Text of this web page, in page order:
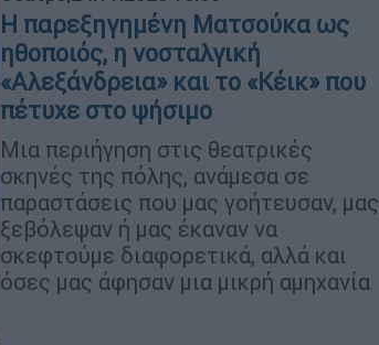
Η παρεξηγημένη Ματσούκα ως
ηθοποιός, η νοσταλγική
«Αλεξάνδρεια» και το «Κέικ» που
πέτυχε στο ψήσιμο
Μια περιήγηση στις θεατρικές
σκηνές της πόλης, ανάμεσα σε
παραστάσεις που μας γοήτευσαν, μας
ξεβόλεψαν ή μας έκαναν να
σκεφτούμε διαφορετικά, αλλά και
όσες μας άφησαν μια μικρή αμηχανία